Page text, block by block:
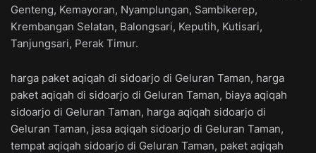
Genteng, Kemayoran, Nyamplungan, Sambikerep,
Krembangan Selatan, Balongsari, Keputih, Kutisari,
Tanjungsari, Perak Timur.
harga paket aqiqah di sidoarjo di Geluran Taman, harga
paket aqiqah di sidoarjo di Geluran Taman, biaya aqiqah
sidoarjo di Geluran Taman, harga aqiqah sidoarjo di
Geluran Taman, jasa aqiqah sidoarjo di Geluran Taman,
tempat aqiqah sidoarjo di Geluran Taman, paket aqiqah